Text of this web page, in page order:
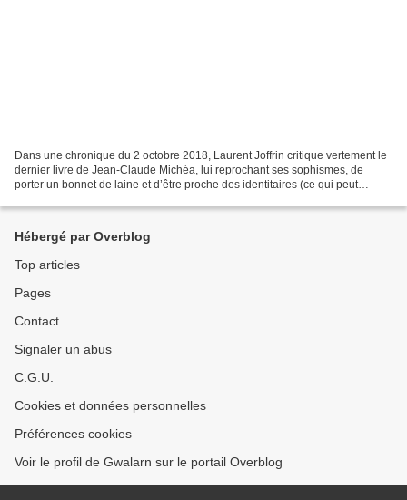
Dans une chronique du 2 octobre 2018, Laurent Joffrin critique vertement le
dernier livre de Jean-Claude Michéa, lui reprochant ses sophismes, de
porter un bonnet de laine et d’être proche des identitaires (ce qui peut
Hébergé par Overblog
Top articles
Pages
Contact
Signaler un abus
C.G.U.
Cookies et données personnelles
Préférences cookies
Voir le profil de Gwalarn sur le portail Overblog